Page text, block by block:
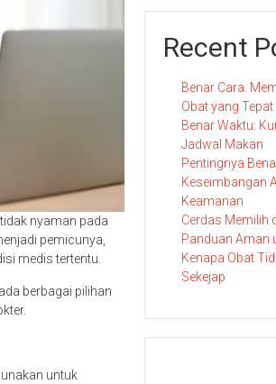
nyaman pada
pemicunya,
medis tertentu.
berbagai pilihan
untuk
Recent
Benar Cara:
Obat yang Tepat
Benar Waktu:
Jadwal Makan
Pentingnya
Keseimbangan
Keamanan
Cerdas Memilih
Panduan Aman
Kenapa Obat
Sekejap